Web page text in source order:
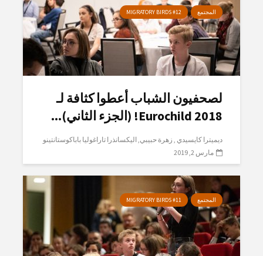
المجتمع MIGRATORY BIRDS #12
لصحفيون الشباب أعطوا كثافة لـ
Eurochild 2018! (الجزء الثاني)...
ديميترا كايسيدي زهرة حبيبي اليكسانذرا تاراغوليا باباكوستانتينو
مارس 2, 2019
المجتمع MIGRATORY BIRDS #11